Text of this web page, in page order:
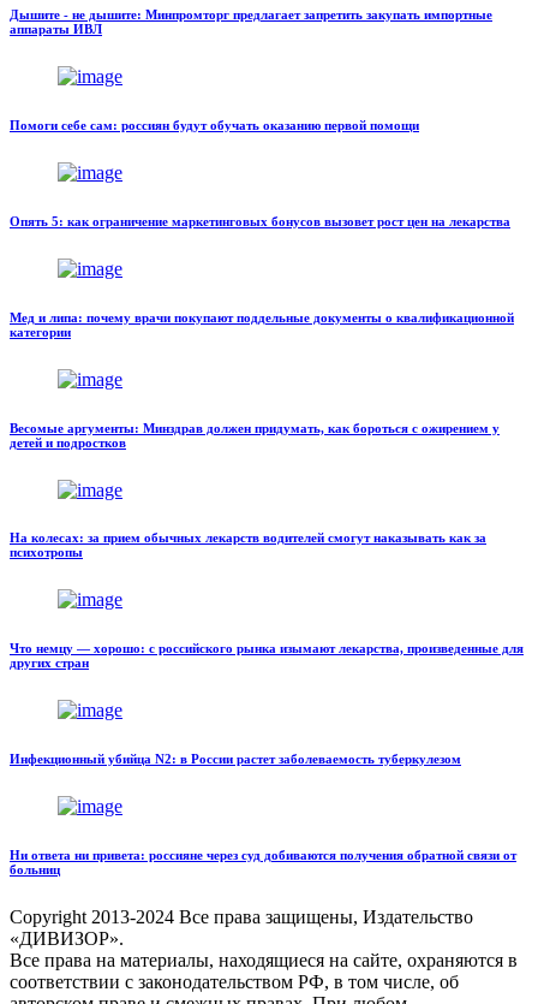
Дышите - не дышите: Минпромторг предлагает запретить закупать импортные
аппараты ИВЛ
Помоги себе сам: россиян будут обучать оказанию первой помощи
Опять 5: как ограничение маркетинговых бонусов вызовет рост цен на лекарства
Мед и липа: почему врачи покупают поддельные документы о квалификационной
категории
Весомые аргументы: Минздрав должен придумать, как бороться с ожирением у
детей и подростков
На колесах: за прием обычных лекарств водителей смогут наказывать как за
психотропы
Что немцу — хорошо: с российского рынка изымают лекарства, произведенные для
других стран
Инфекционный убийца N2: в России растет заболеваемость туберкулезом
Ни ответа ни привета: россияне через суд добиваются получения обратной связи от
больниц
Copyright 2013-2024 Все права защищены, Издательство
«ДИВИЗОР».
Все права на материалы, находящиеся на сайте, охраняются в
соответствии с законодательством РФ, в том числе, об